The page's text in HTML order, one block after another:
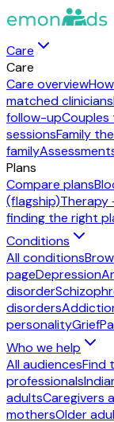
Care
Care
Care overview
matched clinicians
follow-up
sessionsFamily
family
Plans
Compare plans
(flagship)Therapy
finding the right
Conditions
All conditions
pageDepression
disorder
disorders
personalityGrief
Who we help
All audiencesFind
professionals
adultsCaregivers
mothersOlder